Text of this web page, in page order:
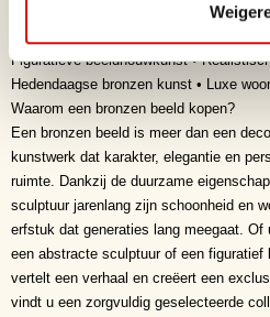
Figuratieve beeldhouwkunst •
Hedendaagse bronzen kunst • Luxe
Waarom een bronzen beeld kopen?
Een bronzen beeld is meer dan een
kunstwerk dat karakter, elegantie en
ruimte. Dankzij de duurzame
sculptuur jarenlang zijn schoonheid en
erfstuk dat generaties lang meegaat. Of
een abstracte sculptuur of een figuratief
vertelt een verhaal en creëert een
vindt u een zorgvuldig geselecteerde